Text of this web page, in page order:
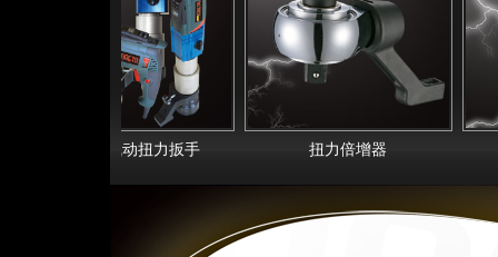
电动、气动扭力扳手 扭力倍增器